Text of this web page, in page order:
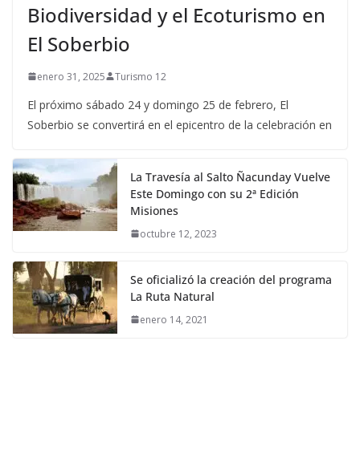
Biodiversidad y el Ecoturismo en
El Soberbio
enero 31, 2025 Turismo 12
El próximo sábado 24 y domingo 25 de febrero, El
Soberbio se convertirá en el epicentro de la celebración en
La Travesía al Salto Ñacunday Vuelve
Este Domingo con su 2ª Edición
Misiones
octubre 12, 2023
Se oficializó la creación del programa
La Ruta Natural
enero 14, 2021